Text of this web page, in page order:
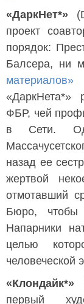
«ДаркНет*»
проект
порядок:
Балсера, ни
материалов»
«ДаркНета*»
ФБР, чей
в Сети.
назад ее
жертвой
отмотавший
Бюро, чтобы
Напарники
целью
человеческой
«Клондайк*»
первый